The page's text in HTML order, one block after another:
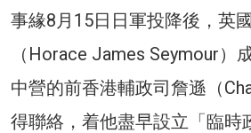
事緣8月15日日軍投降後，英
（Horace James Seymour）
中營的前香港輔政司詹遜（
得聯絡，着他盡早設立「臨時